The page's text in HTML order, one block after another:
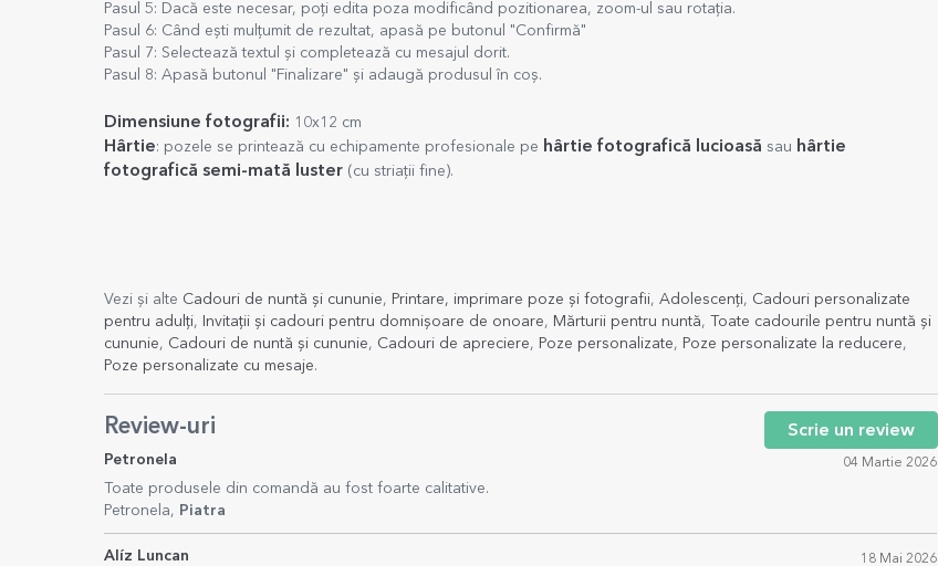
Pasul 5: Dacă este necesar, poți edita poza modificând pozitionarea, zoom-ul sau rotația.
Pasul 6: Când ești mulțumit de rezultat, apasă pe butonul "Confirmă"
Pasul 7: Selectează textul și completează cu mesajul dorit.
Pasul 8: Apasă butonul "Finalizare" și adaugă produsul în coș.
Dimensiune fotografii: 10x12 cm
Hârtie: pozele se printează cu echipamente profesionale pe hârtie fotografică lucioasă sau hârtie
fotografică semi-mată luster (cu striații fine).
Vezi și alte Cadouri de nuntă și cununie, Printare, imprimare poze și fotografii, Adolescenți, Cadouri personalizate
pentru adulți, Invitații și cadouri pentru domnișoare de onoare, Mărturii pentru nuntă,
Toate cadourile pentru nuntă și
cununie, Cadouri de nuntă și cununie, Cadouri de apreciere, Poze personalizate, Poze personalizate la reducere,
Poze personalizate cu mesaje.
Review-uri Scrie un review
Petronela 04 Martie 2026
Toate produsele din comandă au fost foarte calitative.
Petronela, Piatra
Alíz Luncan 18 Mai 2026